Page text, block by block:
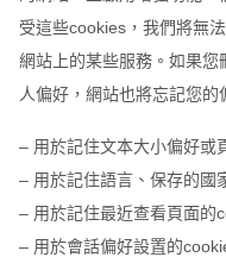
受這些cookies，我們將無
網站上的某些服務。如果您
人偏好，網站也將忘記您的
– 用於記住文本大小偏好或
– 用於記住語言、保存的國
– 用於記住最近查看頁面的
– 用於會話偏好設置的